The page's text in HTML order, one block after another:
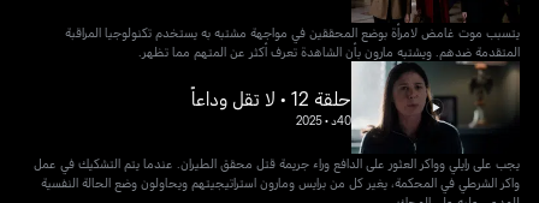
يتسبب موت غامض لامرأة بوضع المحققين في مواجهة مشتبه به يستخدم تكنولوجيا المراقبة
المتقدمة ضدهم. ويشتبه مارون بأن الشاهدة تعرف أكثر عن المتهم مما تظهر.
حلقة 12 • لا تقل وداعاً
40د •
2025
يجب على رايلي وواكر العثور على الدافع وراء جريمة قتل محقق الطيران. عندما يتم التشكيك في عمل
واكر الشرطي في المحكمة، يغير كل من برايس ومارون استراتيجيتهم ويحاولون وضع الحالة النفسية